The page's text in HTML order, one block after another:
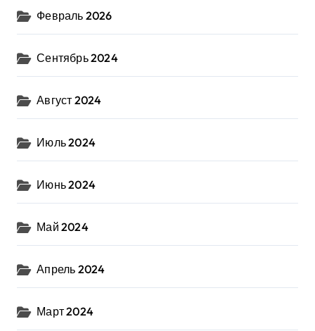
Февраль 2026
Сентябрь 2024
Август 2024
Июль 2024
Июнь 2024
Май 2024
Апрель 2024
Март 2024